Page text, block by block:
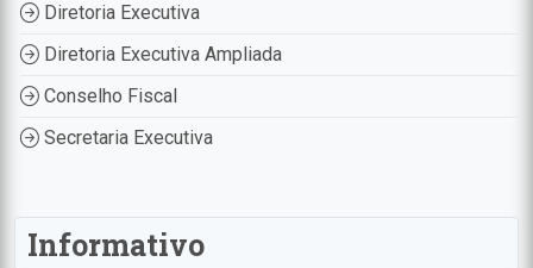
Diretoria Executiva
Diretoria Executiva Ampliada
Conselho Fiscal
Secretaria Executiva
Informativo